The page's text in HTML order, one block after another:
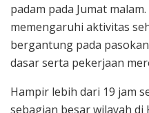
padam pada Jumat
memengaruhi aktivitas
bergantung pada
dasar serta pekerjaan
Hampir lebih dari 19 jam
sebagian besar wilayah di